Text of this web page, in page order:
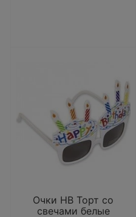
Очки НВ Торт со
свечами белые